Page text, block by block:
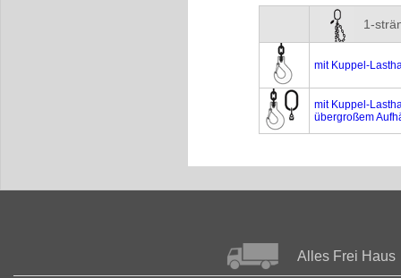
1-
mit Kuppel-
mit Kuppel-
übergroßem
Alles Frei Haus